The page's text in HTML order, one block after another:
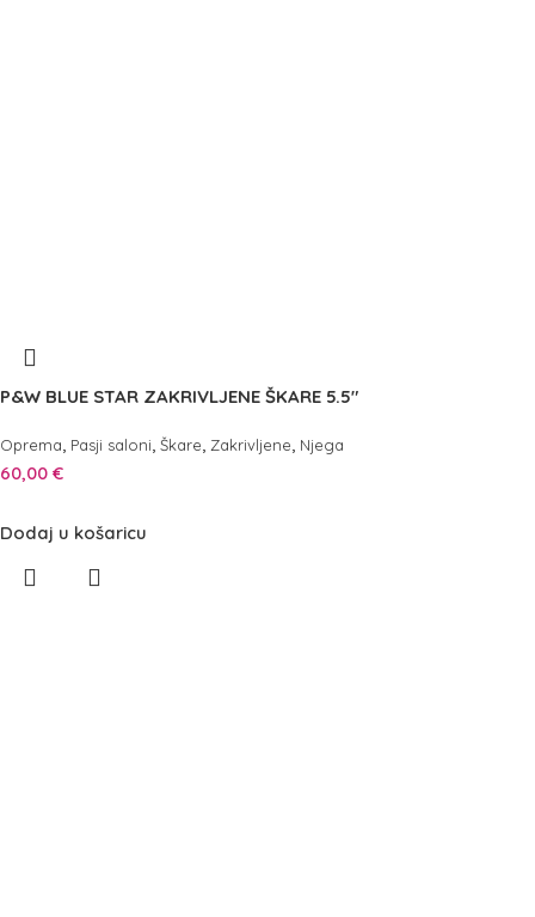
P&W BLUE STAR ZAKRIVLJENE ŠKARE 5.5″
Oprema, Pasji saloni, Škare, Zakrivljene, Njega
60,00 €
Dodaj u košaricu